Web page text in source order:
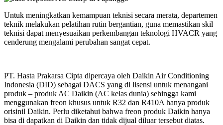
Untuk meningkatkan kemampuan teknisi secara merata, departemen
teknik melakukan pelatihan rutin bergantian, guna memastikan skil
teknisi dapat menyesuaikan perkembangan teknologi HVACR yang
cenderung mengalami perubahan sangat cepat.
PT. Hasta Prakarsa Cipta dipercaya oleh Daikin Air Conditioning
Indonesia (DID) sebagai DACS yang di lisensi untuk menangani
produk – produk AC Daikin (AC kelas dunia) sehingga kami
menggunakan freon khusus untuk R32 dan R410A hanya produk
orisinil Daikin. Perlu diketahui bahwa freon produk Daikin hanya
bisa di dapatkan di Daikin dan tidak dijual diluar tersebut diatas.